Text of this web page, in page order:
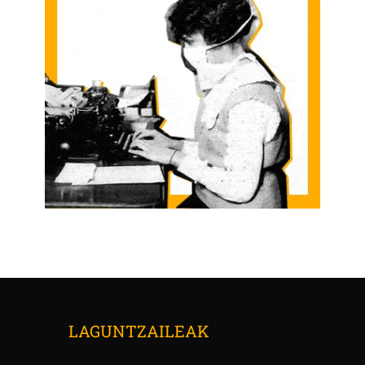
LAGUNTZAILEAK